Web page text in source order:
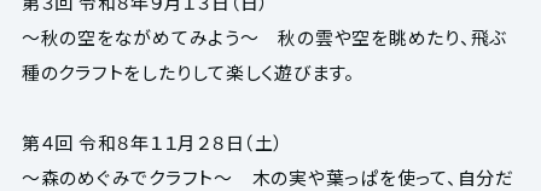
～秋の空をながめてみよう～ 秋の雲や空を眺めたり、飛ぶ
種のクラフトをしたりして楽しく遊びます。
第４回 令和８年１１月２８日（土）
～森のめぐみでクラフト～ 木の実や葉っぱを使って、自分だ